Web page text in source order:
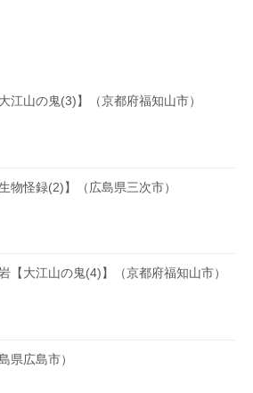
江山の鬼(3)】（京都府福知山市）
物怪録(2)】（広島県三次市）
【大江山の鬼(4)】（京都府福知山市）
県広島市）